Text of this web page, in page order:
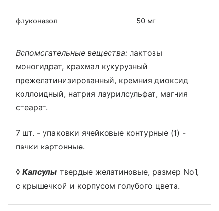
флуконазол 50 мг
Вспомогательные вещества:лактозы
моногидрат, крахмал кукурузный
прежелатинизированный, кремния диоксид
коллоидный, натрия лаурилсульфат, магния
стеарат.
7 шт. - упаковки ячейковые контурные (1) -
пачки картонные.
◊Капсулы твердые желатиновые, размер No1,
с крышечкой и корпусом голубого цвета.